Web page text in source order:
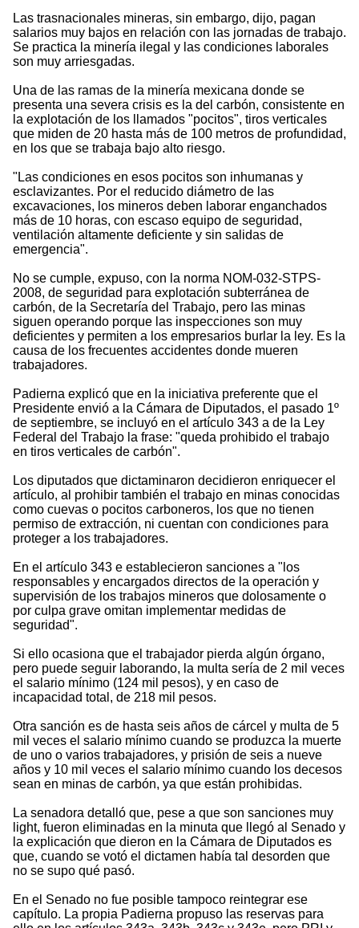
Las trasnacionales mineras, sin embargo, dijo, pagan
salarios muy bajos en relación con las jornadas de trabajo.
Se practica la minería ilegal y las condiciones laborales
son muy arriesgadas.
Una de las ramas de la minería mexicana donde se
presenta una severa crisis es la del carbón, consistente en
la explotación de los llamados "pocitos", tiros verticales
que miden de 20 hasta más de 100 metros de profundidad,
en los que se trabaja bajo alto riesgo.
"Las condiciones en esos pocitos son inhumanas y
esclavizantes. Por el reducido diámetro de las
excavaciones, los mineros deben laborar enganchados
más de 10 horas, con escaso equipo de seguridad,
ventilación altamente deficiente y sin salidas de
emergencia".
No se cumple, expuso, con la norma NOM-032-STPS-
2008, de seguridad para explotación subterránea de
carbón, de la Secretaría del Trabajo, pero las minas
siguen operando porque las inspecciones son muy
deficientes y permiten a los empresarios burlar la ley. Es la
causa de los frecuentes accidentes donde mueren
trabajadores.
Padierna explicó que en la iniciativa preferente que el
Presidente envió a la Cámara de Diputados, el pasado 1º
de septiembre, se incluyó en el artículo 343 a de la Ley
Federal del Trabajo la frase: "queda prohibido el trabajo
en tiros verticales de carbón".
Los diputados que dictaminaron decidieron enriquecer el
artículo, al prohibir también el trabajo en minas conocidas
como cuevas o pocitos carboneros, los que no tienen
permiso de extracción, ni cuentan con condiciones para
proteger a los trabajadores.
En el artículo 343 e establecieron sanciones a "los
responsables y encargados directos de la operación y
supervisión de los trabajos mineros que dolosamente o
por culpa grave omitan implementar medidas de
seguridad".
Si ello ocasiona que el trabajador pierda algún órgano,
pero puede seguir laborando, la multa sería de 2 mil veces
el salario mínimo (124 mil pesos), y en caso de
incapacidad total, de 218 mil pesos.
Otra sanción es de hasta seis años de cárcel y multa de 5
mil veces el salario mínimo cuando se produzca la muerte
de uno o varios trabajadores, y prisión de seis a nueve
años y 10 mil veces el salario mínimo cuando los decesos
sean en minas de carbón, ya que están prohibidas.
La senadora detalló que, pese a que son sanciones muy
light, fueron eliminadas en la minuta que llegó al Senado y
la explicación que dieron en la Cámara de Diputados es
que, cuando se votó el dictamen había tal desorden que
no se supo qué pasó.
En el Senado no fue posible tampoco reintegrar ese
capítulo. La propia Padierna propuso las reservas para